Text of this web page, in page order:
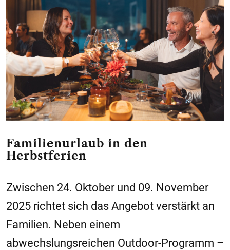
Familienurlaub in den
Herbstferien
Zwischen 24. Oktober und 09. November
2025 richtet sich das Angebot verstärkt an
Familien. Neben einem
abwechslungsreichen Outdoor-Programm –